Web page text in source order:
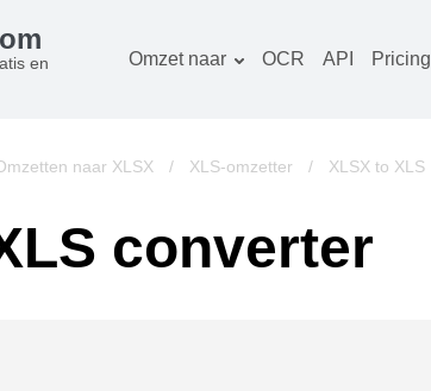
en
Omzet naar
Beeld converter
Boeken converter
OCR API Pricing
naar XLSX / XLS-omzetter / XLSX to XLS
converter